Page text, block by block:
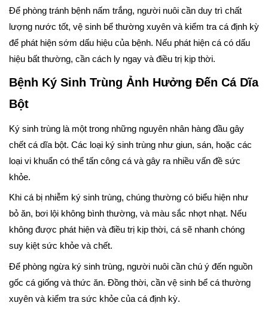
Để phòng tránh bệnh nấm trắng, người nuôi cần duy trì chất
lượng nước tốt, vệ sinh bể thường xuyên và kiểm tra cá định kỳ
để phát hiện sớm dấu hiệu của bệnh. Nếu phát hiện cá có dấu
hiệu bất thường, cần cách ly ngay và điều trị kịp thời.
Bệnh Ký Sinh Trùng Ảnh Hưởng Đến Cá Dĩa
Bột
Ký sinh trùng là một trong những nguyên nhân hàng đầu gây
chết cá dĩa bột. Các loại ký sinh trùng như giun, sán, hoặc các
loại vi khuẩn có thể tấn công cá và gây ra nhiều vấn đề sức
khỏe.
Khi cá bị nhiễm ký sinh trùng, chúng thường có biểu hiện như
bỏ ăn, bơi lội không bình thường, và màu sắc nhợt nhạt. Nếu
không được phát hiện và điều trị kịp thời, cá sẽ nhanh chóng
suy kiệt sức khỏe và chết.
Để phòng ngừa ký sinh trùng, người nuôi cần chú ý đến nguồn
gốc cá giống và thức ăn. Đồng thời, cần vệ sinh bể cá thường
xuyên và kiểm tra sức khỏe của cá định kỳ.